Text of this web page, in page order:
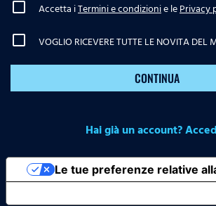
Accetta iTermini e condizionie lePrivacy
VOGLIO RICEVERE TUTTE LE NOVITA DEL
CONTINUA
Hai già un account?
Le tue preferenze relative